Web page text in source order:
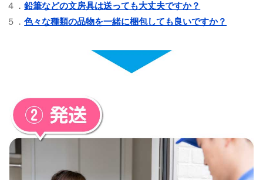
４．鉛筆などの文房具は送っても大丈夫ですか？
５．色々な種類の品物を一緒に梱包しても良いですか？